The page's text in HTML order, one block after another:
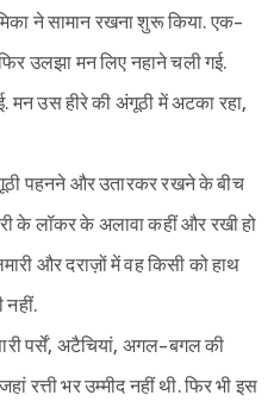
ने सामान रखना शुरू किया. एक-
उलझा मन लिए नहाने चली गई.
मन उस हीरे की अंगूठी में अटका रहा,
पहनने और उतारकर रखने के बीच
के लॉकर के अलावा कहीं और रखी हो
और दराज़ों में वह किसी को हाथ
नहीं.
पर्सें, अटैचियां, अगल-बगल की
रत्ती भर उम्मीद नहीं थी. फिर भी इस